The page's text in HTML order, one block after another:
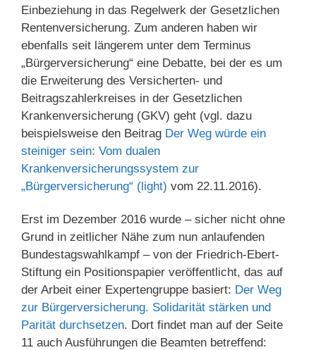
Einbeziehung in das Regelwerk der Gesetzlichen
Rentenversicherung. Zum anderen haben wir
ebenfalls seit längerem unter dem Terminus
„Bürgerversicherung“ eine Debatte, bei der es um
die Erweiterung des Versicherten- und
Beitragszahlerkreises in der Gesetzlichen
Krankenversicherung (GKV) geht (vgl. dazu
beispielsweise den Beitrag Der Weg würde ein
steiniger sein: Vom dualen
Krankenversicherungssystem zur
„Bürgerversicherung“ (light) vom 22.11.2016).
Erst im Dezember 2016 wurde – sicher nicht ohne
Grund in zeitlicher Nähe zum nun anlaufenden
Bundestagswahlkampf – von der Friedrich-Ebert-
Stiftung ein Positionspapier veröffentlicht, das auf
der Arbeit einer Expertengruppe basiert: Der Weg
zur Bürgerversicherung. Solidarität stärken und
Parität durchsetzen. Dort findet man auf der Seite
11 auch Ausführungen die Beamten betreffend: